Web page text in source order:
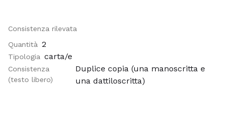
Consistenza rilevata
Quantità 2
Tipologia carta/e
Consistenza
(testo libero)
Duplice copia (una manoscritta e
una dattiloscritta)